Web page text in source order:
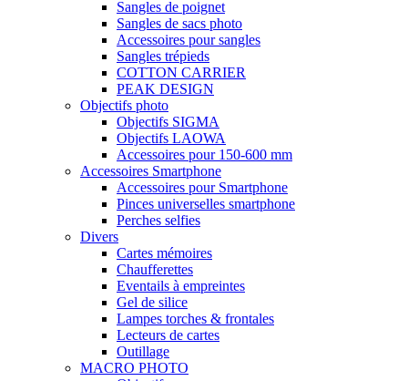
Sangles de poignet
Sangles de sacs photo
Accessoires pour sangles
Sangles trépieds
COTTON CARRIER
PEAK DESIGN
Objectifs photo
Objectifs SIGMA
Objectifs LAOWA
Accessoires pour 150-600 mm
Accessoires Smartphone
Accessoires pour Smartphone
Pinces universelles smartphone
Perches selfies
Divers
Cartes mémoires
Chaufferettes
Eventails à empreintes
Gel de silice
Lampes torches & frontales
Lecteurs de cartes
Outillage
MACRO PHOTO